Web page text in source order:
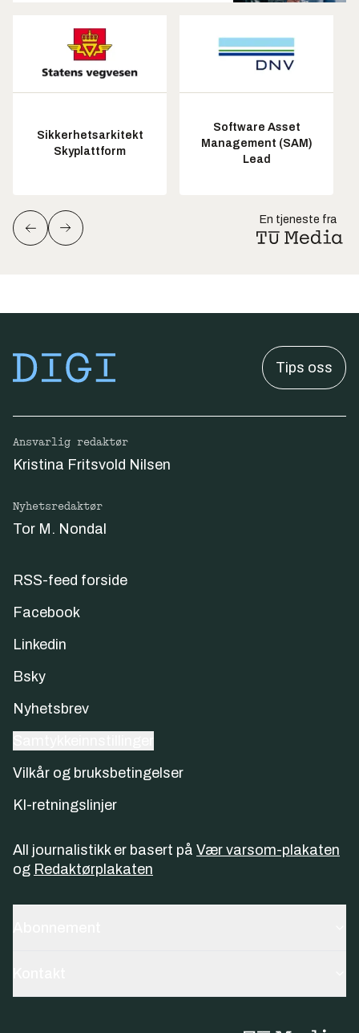
Sikkerhetsarkitekt
Skyplattform
Software Asset
Management (SAM)
Lead
En tjeneste fra
Tips oss
Ansvarlig redaktør
Kristina Fritsvold Nilsen
Nyhetsredaktør
Tor M. Nondal
RSS-feed forside
Facebook
Linkedin
Bsky
Nyhetsbrev
Vilkår og bruksbetingelser
KI-retningslinjer
All journalistikk er basert på Vær varsom-plakaten
og Redaktørplakaten